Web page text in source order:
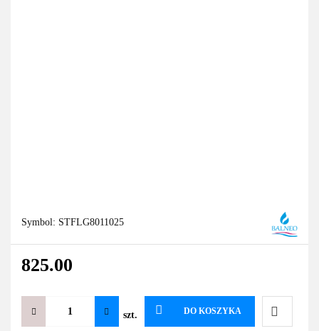
Symbol: STFLG8011025
825.00
szt. DO KOSZYKA